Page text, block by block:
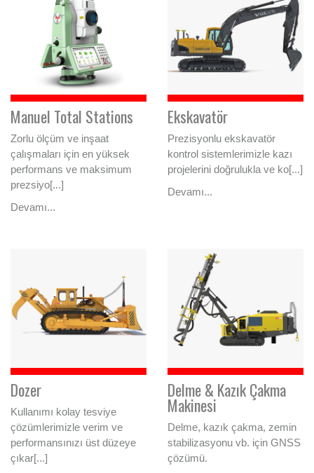
Manuel Total Stations
Zorlu ölçüm ve inşaat
çalışmaları için en yüksek
performans ve maksimum
prezsiyo[...]
Devamı...
Ekskavatör
Prezisyonlu ekskavatör
kontrol sistemlerimizle kazı
projelerini doğrulukla ve ko[...]
Devamı...
Dozer
Kullanımı kolay tesviye
çözümlerimizle verim ve
performansınızı üst düzeye
çıkar[...]
Delme & Kazık Çakma
Makinesi
Delme, kazık çakma, zemin
stabilizasyonu vb. için GNSS
çözümü.